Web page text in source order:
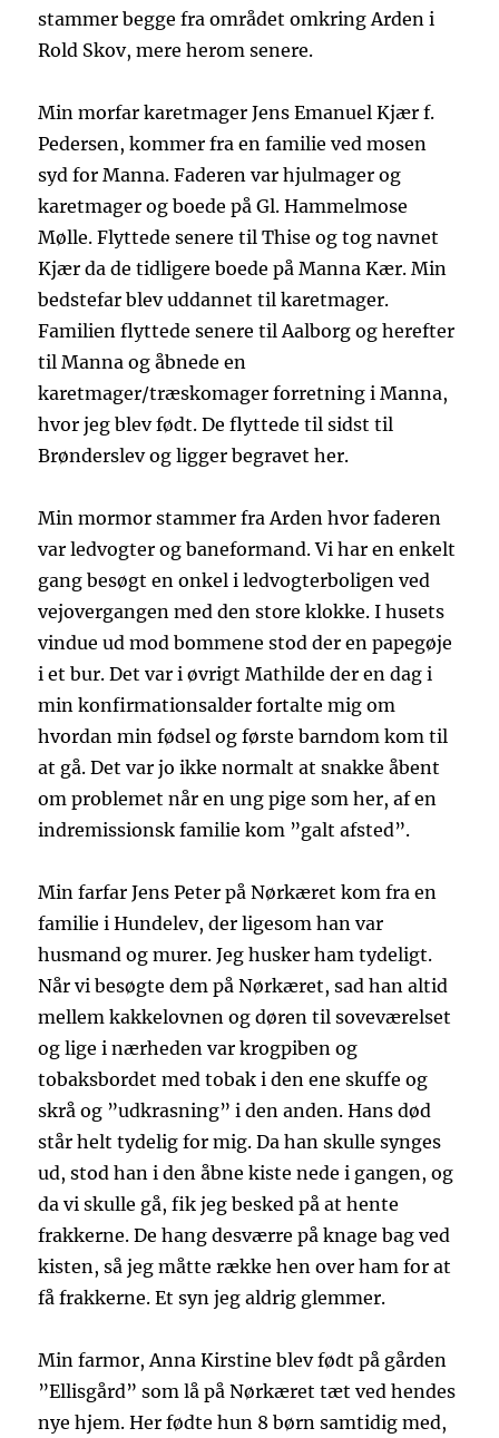
stammer begge fra området omkring Arden i
Rold Skov, mere herom senere.
Min morfar karetmager Jens Emanuel Kjær f.
Pedersen, kommer fra en familie ved mosen
syd for Manna. Faderen var hjulmager og
karetmager og boede på Gl. Hammelmose
Mølle. Flyttede senere til Thise og tog navnet
Kjær da de tidligere boede på Manna Kær. Min
bedstefar blev uddannet til karetmager.
Familien flyttede senere til Aalborg og herefter
til Manna og åbnede en
karetmager/træskomager forretning i Manna,
hvor jeg blev født. De flyttede til sidst til
Brønderslev og ligger begravet her.
Min mormor stammer fra Arden hvor faderen
var ledvogter og baneformand. Vi har en enkelt
gang besøgt en onkel i ledvogterboligen ved
vejovergangen med den store klokke. I husets
vindue ud mod bommene stod der en papegøje
i et bur. Det var i øvrigt Mathilde der en dag i
min konfirmationsalder fortalte mig om
hvordan min fødsel og første barndom kom til
at gå. Det var jo ikke normalt at snakke åbent
om problemet når en ung pige som her, af en
indremissionsk familie kom ”galt afsted”.
Min farfar Jens Peter på Nørkæret kom fra en
familie i Hundelev, der ligesom han var
husmand og murer. Jeg husker ham tydeligt.
Når vi besøgte dem på Nørkæret, sad han altid
mellem kakkelovnen og døren til soveværelset
og lige i nærheden var krogpiben og
tobaksbordet med tobak i den ene skuffe og
skrå og ”udkrasning” i den anden. Hans død
står helt tydelig for mig. Da han skulle synges
ud, stod han i den åbne kiste nede i gangen, og
da vi skulle gå, fik jeg besked på at hente
frakkerne. De hang desværre på knage bag ved
kisten, så jeg måtte række hen over ham for at
få frakkerne. Et syn jeg aldrig glemmer.
Min farmor, Anna Kirstine blev født på gården
”Ellisgård” som lå på Nørkæret tæt ved hendes
nye hjem. Her fødte hun 8 børn samtidig med,